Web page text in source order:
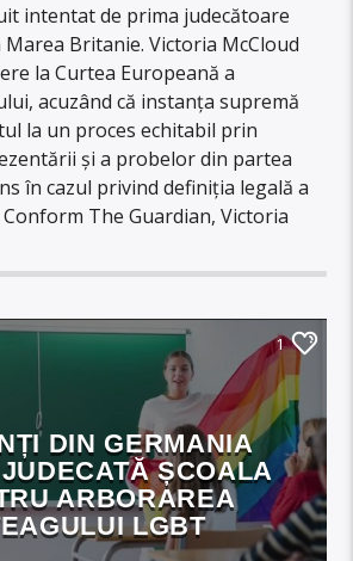
intentat de prima judecătoare
Britanie. Victoria McCloud
la Curtea Europeană a
acuzând că instanța supremă
la un proces echitabil prin
și a probelor din partea
în cazul privind definiția legală a
The Guardian, Victoria
1
DIN GERMANIA
ȘCOALA
ARBORAREA
LGBT